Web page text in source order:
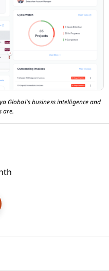
Global's business intelligence and
are.
New Window